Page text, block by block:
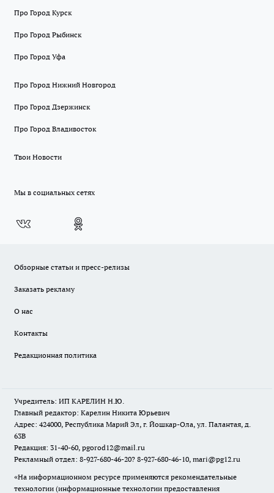
Про Город Курск
Про Город Рыбинск
Про Город Уфа
Про Город Нижний Новгород
Про Город Дзержинск
Про Город Владивосток
Твои Новости
Мы в социальных сетях
Обзорные статьи и пресс-релизы
Заказать рекламу
О нас
Контакты
Редакционная политика
Учредитель: ИП КАРЕЛИН Н.Ю.
Главный редактор: Карелин Никита Юрьевич
Адрес: 424000, Республика Марий Эл, г. Йошкар-Ола, ул. Палантая, д.
63В
Редакция: 31-40-60, pgorod12@mail.ru
Рекламный отдел: 8-927-680-46-20? 8-927-680-46-10, mari@pg12.ru
«На информационном ресурсе применяются рекомендательные
технологии (информационные технологии предоставления